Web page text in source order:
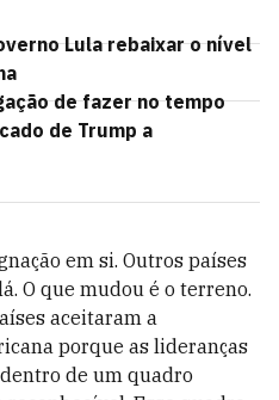
Lula rebaixar o nível
de fazer no tempo
de Trump a
em si. Outros países
O que mudou é o terreno.
aceitaram a
porque as lideranças
de um quadro